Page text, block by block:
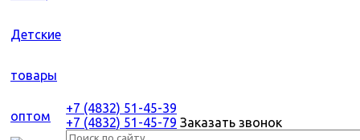
+7 (4832) 51-45-39
+7 (4832) 51-45-79 Заказать звонок